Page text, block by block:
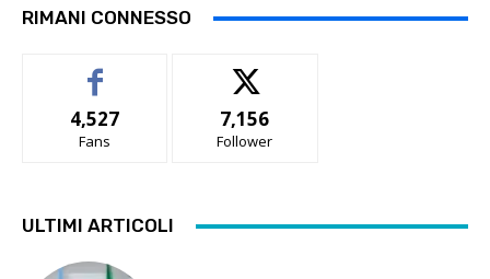
RIMANI CONNESSO
4,527
Fans
7,156
Follower
ULTIMI ARTICOLI